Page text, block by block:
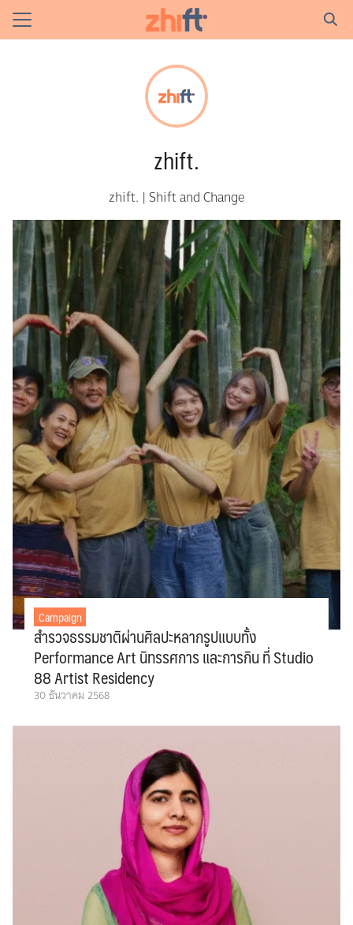
Skip
Policy
Search
zhift.
zhift. | Shift and Change
Campaign
สำรวจธรรมชาติผ่านศิลปะหลากรูปแบบทั้ง
Performance Art นิทรรศการ และการกิน ที่ Studio
88 Artist Residency
30 ธันวาคม 2568